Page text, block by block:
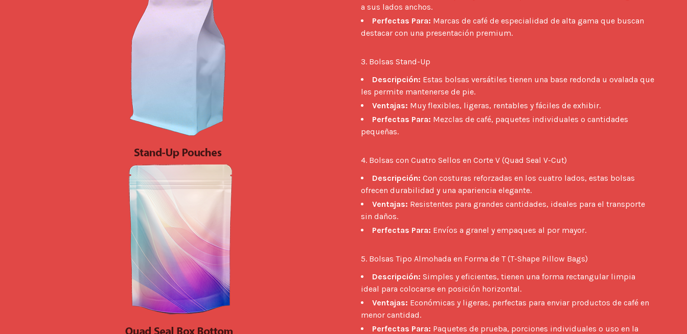
a sus lados anchos.
Perfectas Para: Marcas de café de especialidad de alta gama que buscan
destacar con una presentación premium.
3. Bolsas Stand-Up
Descripción: Estas bolsas versátiles tienen una base redonda u ovalada que
les permite mantenerse de pie.
Ventajas: Muy flexibles, ligeras, rentables y fáciles de exhibir.
Perfectas Para: Mezclas de café, paquetes individuales o cantidades
pequeñas.
4. Bolsas con Cuatro Sellos en Corte V (Quad Seal V-Cut)
Descripción: Con costuras reforzadas en los cuatro lados, estas bolsas
ofrecen durabilidad y una apariencia elegante.
Ventajas: Resistentes para grandes cantidades, ideales para el transporte
sin daños.
Perfectas Para: Envíos a granel y empaques al por mayor.
5. Bolsas Tipo Almohada en Forma de T (T-Shape Pillow Bags)
Descripción: Simples y eficientes, tienen una forma rectangular limpia
ideal para colocarse en posición horizontal.
Ventajas: Económicas y ligeras, perfectas para enviar productos de café en
menor cantidad.
Perfectas Para: Paquetes de prueba, porciones individuales o uso en la